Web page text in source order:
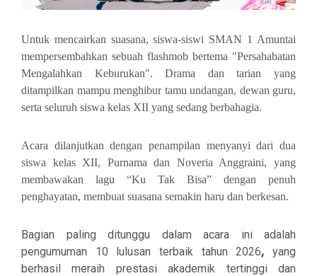
Untuk mencairkan suasana, siswa-siswi SMAN 1 Amuntai
mempersembahkan sebuah flashmob bertema "Persahabatan
Mengalahkan Keburukan". Drama dan tarian yang
ditampilkan mampu menghibur tamu undangan, dewan guru,
serta seluruh siswa kelas XII yang sedang berbahagia.
Acara dilanjutkan dengan penampilan menyanyi dari dua
siswa kelas XII, Purnama dan Noveria Anggraini, yang
membawakan lagu “Ku Tak Bisa” dengan penuh
penghayatan, membuat suasana semakin haru dan berkesan.
Bagian paling ditunggu dalam acara ini adalah
pengumuman 10 lulusan terbaik tahun 2026, yang
berhasil meraih prestasi akademik tertinggi dan